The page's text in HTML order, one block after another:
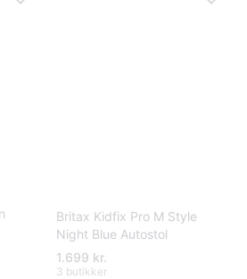
Britax Kidfix Pro M Style
Night Blue Autostol
1.699 kr.
3 butikker